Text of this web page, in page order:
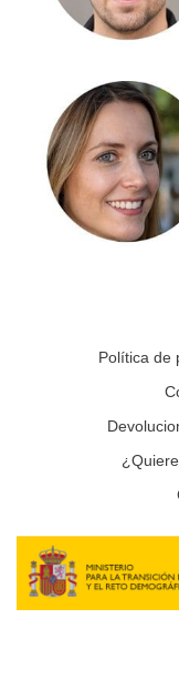
Política de